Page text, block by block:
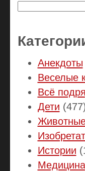
Анекдоты
Веселые
Всё
Дети
Истории
Медицина